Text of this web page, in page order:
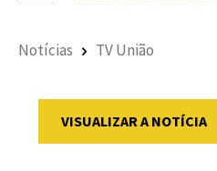
Notícias TV União
VISUALIZAR A NOTÍCIA